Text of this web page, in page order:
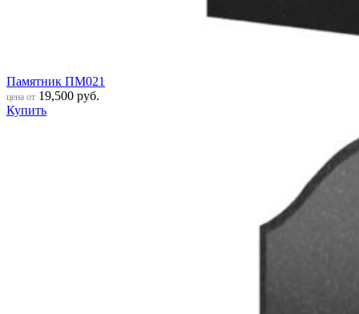
Памятник ПМ021
цена от 19,500 руб.
Купить